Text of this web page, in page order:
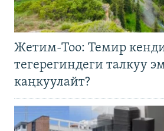
Жетим-Тоо: Темир
тегерегиндеги талкуу
каңкуулайт?